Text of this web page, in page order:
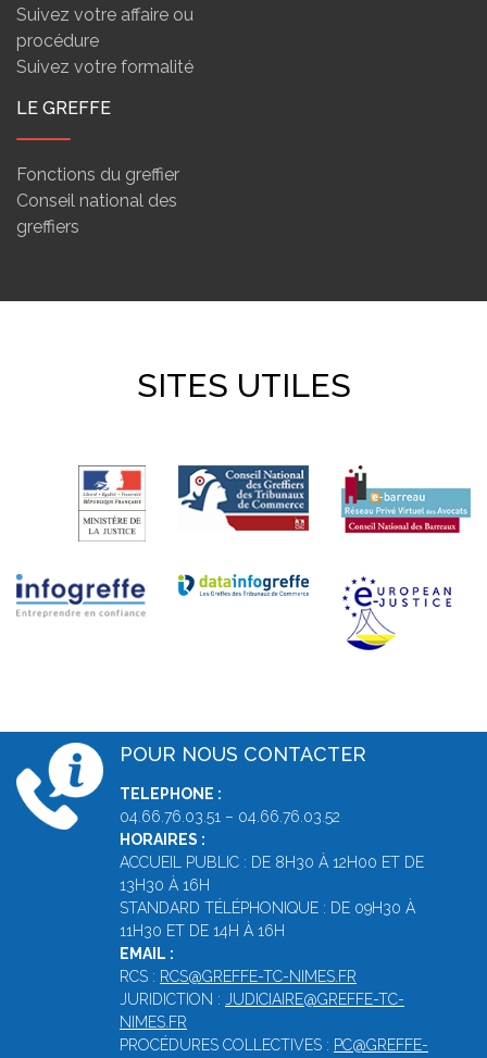
Suivez votre affaire ou
procédure
Suivez votre formalité
LE GREFFE
Fonctions du greffier
Conseil national des
greffiers
SITES UTILES
POUR NOUS CONTACTER
TELEPHONE :
04.66.76.03.51 – 04.66.76.03.52
HORAIRES :
ACCUEIL PUBLIC : DE 8H30 À 12H00 ET DE
13H30 À 16H
STANDARD TÉLÉPHONIQUE : DE 09H30 À
11H30 ET DE 14H À 16H
EMAIL :
RCS : RCS@GREFFE-TC-NIMES.FR
JURIDICTION : JUDICIAIRE@GREFFE-TC-
NIMES.FR
PROCÉDURES COLLECTIVES : PC@GREFFE-